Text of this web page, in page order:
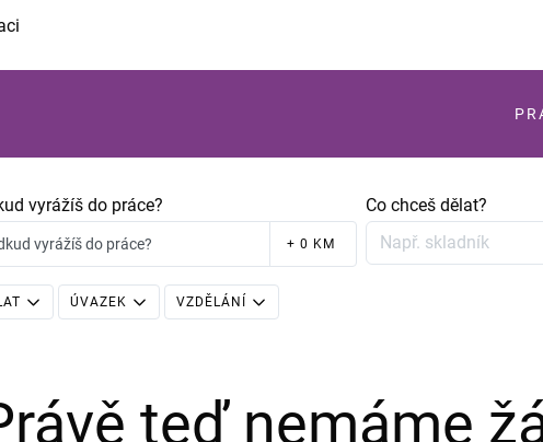
vyrážíš do práce?
vyrážíš do práce? + 0 KM
Co chceš dělat?
ÚVAZEK VZDĚLÁNÍ
teď nemáme